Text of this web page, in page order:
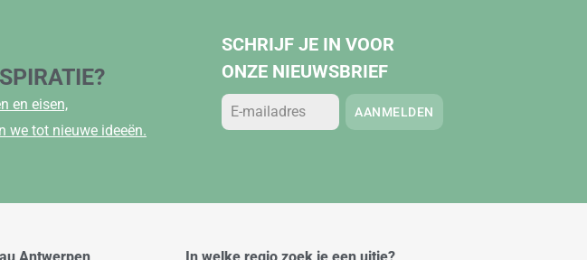
en eisen,
we tot nieuwe ideeën.
SCHRIJF JE IN VOOR
ONZE NIEUWSBRIEF
AANMELDEN